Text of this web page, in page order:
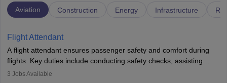
Aviation Construction Energy Infrastructure
Flight Attendant
A flight attendant ensures passenger safety and comfort during
flights. Key duties include conducting safety checks, assisting
passengers, serving food and drinks, and managing emergencies.
3 Jobs Available